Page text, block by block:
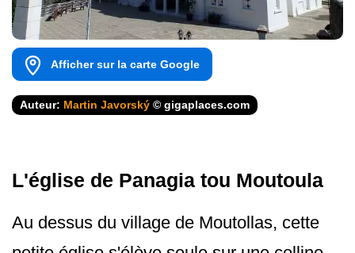
Afficher sur la carte Google
Auteur: Martin Javorský © gigaplaces.com
L'église de Panagia tou Moutoula
Au dessus du village de Moutollas, cette